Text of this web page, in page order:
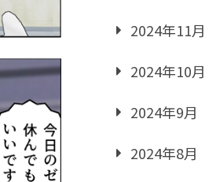
2024年11月
2024年10月
2024年9月
2024年8月